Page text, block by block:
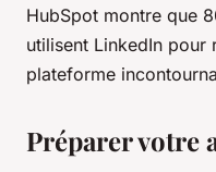
HubSpot montre que
utilisent LinkedIn pour
plateforme
Préparer votre